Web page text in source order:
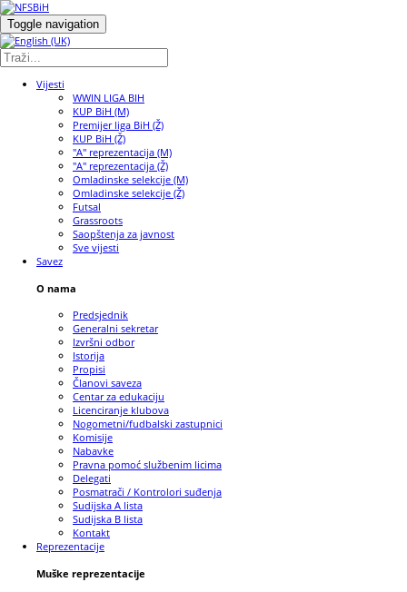
Toggle navigation
Vijesti
WWIN LIGA BIH
KUP BiH (M)
Premijer liga BiH (Ž)
KUP BiH (Ž)
"A" reprezentacija (M)
"A" reprezentacija (Ž)
Omladinske selekcije (M)
Omladinske selekcije (Ž)
Futsal
Grassroots
Saopštenja za javnost
Sve vijesti
Savez
O nama
Predsjednik
Generalni sekretar
Izvršni odbor
Istorija
Propisi
Članovi saveza
Centar za edukaciju
Licenciranje klubova
Nogometni/fudbalski zastupnici
Komisije
Nabavke
Pravna pomoć službenim licima
Delegati
Posmatrači / Kontrolori suđenja
Sudijska A lista
Sudijska B lista
Kontakt
Reprezentacije
Muške reprezentacije